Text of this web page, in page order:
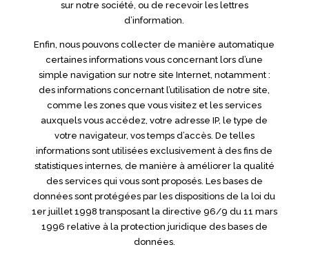
sur notre société, ou de recevoir les lettres
d’information.
Enfin, nous pouvons collecter de manière automatique
certaines informations vous concernant lors d’une
simple navigation sur notre site Internet, notamment :
des informations concernant l’utilisation de notre site,
comme les zones que vous visitez et les services
auxquels vous accédez, votre adresse IP, le type de
votre navigateur, vos temps d’accès. De telles
informations sont utilisées exclusivement à des fins de
statistiques internes, de manière à améliorer la qualité
des services qui vous sont proposés. Les bases de
données sont protégées par les dispositions de la loi du
1er juillet 1998 transposant la directive 96/9 du 11 mars
1996 relative à la protection juridique des bases de
données.